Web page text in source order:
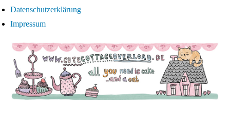
Datenschutzerklärung
Impressum
Zum
springen